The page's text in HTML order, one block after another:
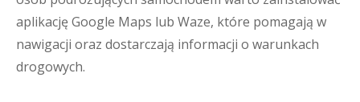
aplikację Google Maps lub Waze, które pomagają w
nawigacji oraz dostarczają informacji o warunkach
drogowych.